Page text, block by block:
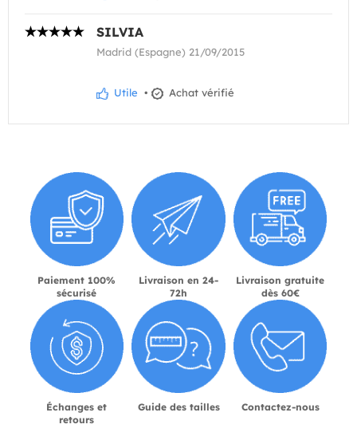
SILVIA
Madrid (Espagne) 21/09/2015
Utile • Achat vérifié
Paiement 100%
sécurisé
Livraison en 24-
72h
Livraison gratuite
dès 60€
Échanges et
retours
Guide des tailles Contactez-nous